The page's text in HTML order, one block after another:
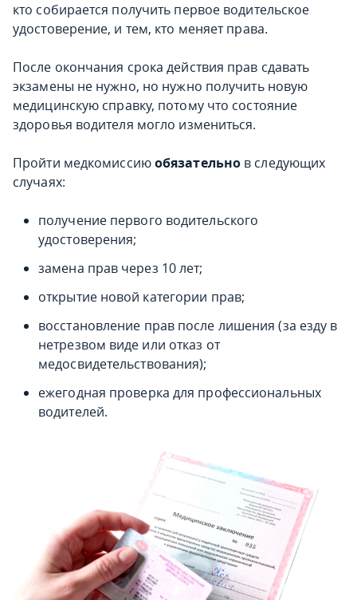
кто собирается получить первое водительское
удостоверение, и тем, кто меняет права.
После окончания срока действия прав сдавать
экзамены не нужно, но нужно получить новую
медицинскую справку, потому что состояние
здоровья водителя могло измениться.
Пройти медкомиссиюобязательно в следующих
случаях:
получение первого водительского
удостоверения;
замена прав через 10 лет;
открытие новой категории прав;
восстановление прав после лишения (за езду в
нетрезвом виде или отказ от
медосвидетельствования);
ежегодная проверка для профессиональных
водителей.